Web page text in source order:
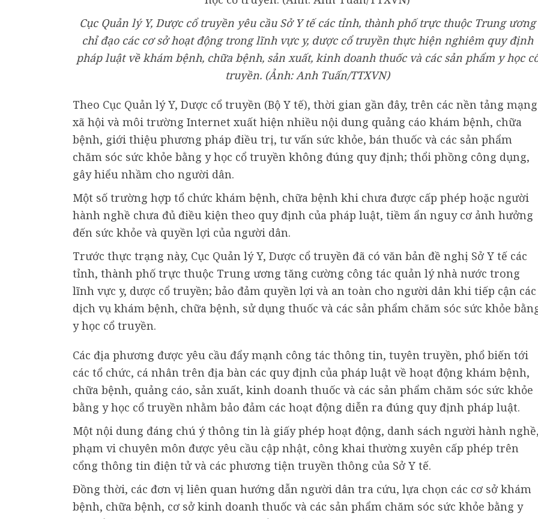
Cục Quản lý Y, Dược cổ truyền yêu cầu Sở Y tế các tỉnh, thành phố trực thuộc Trung ương
chỉ đạo các cơ sở hoạt động trong lĩnh vực y, dược cổ truyền thực hiện nghiêm quy định
pháp luật về khám bệnh, chữa bệnh, sản xuất, kinh doanh thuốc và các sản phẩm y học
truyền. (Ảnh: Anh Tuấn/TTXVN)
Theo Cục Quản lý Y, Dược cổ truyền (Bộ Y tế), thời gian gần đây, trên các nền tảng mạng
xã hội và môi trường Internet xuất hiện nhiều nội dung quảng cáo khám bệnh, chữa
bệnh, giới thiệu phương pháp điều trị, tư vấn sức khỏe, bán thuốc và các sản phẩm
chăm sóc sức khỏe bằng y học cổ truyền không đúng quy định; thổi phồng công dụng,
gây hiểu nhầm cho người dân.
Một số trường hợp tổ chức khám bệnh, chữa bệnh khi chưa được cấp phép hoặc người
hành nghề chưa đủ điều kiện theo quy định của pháp luật, tiềm ẩn nguy cơ ảnh hưởng
đến sức khỏe và quyền lợi của người dân.
Trước thực trạng này, Cục Quản lý Y, Dược cổ truyền đã có văn bản đề nghị Sở Y tế các
tỉnh, thành phố trực thuộc Trung ương tăng cường công tác quản lý nhà nước trong
lĩnh vực y, dược cổ truyền; bảo đảm quyền lợi và an toàn cho người dân khi tiếp cận các
dịch vụ khám bệnh, chữa bệnh, sử dụng thuốc và các sản phẩm chăm sóc sức khỏe
y học cổ truyền.
Các địa phương được yêu cầu đẩy mạnh công tác thông tin, tuyên truyền, phổ biến tới
các tổ chức, cá nhân trên địa bàn các quy định của pháp luật về hoạt động khám bệnh,
chữa bệnh, quảng cáo, sản xuất, kinh doanh thuốc và các sản phẩm chăm sóc sức khỏe
bằng y học cổ truyền nhằm bảo đảm các hoạt động diễn ra đúng quy định pháp luật.
Một nội dung đáng chú ý thông tin là giấy phép hoạt động, danh sách người hành
phạm vi chuyên môn được yêu cầu cập nhật, công khai thường xuyên cấp phép trên
cổng thông tin điện tử và các phương tiện truyền thông của Sở Y tế.
Đồng thời, các đơn vị liên quan hướng dẫn người dân tra cứu, lựa chọn các cơ sở khám
bệnh, chữa bệnh, cơ sở kinh doanh thuốc và các sản phẩm chăm sóc sức khỏe bằng y